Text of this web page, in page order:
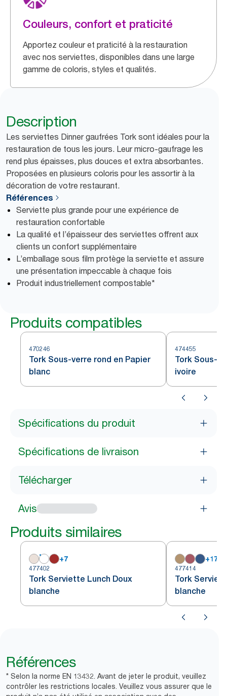
Couleurs, confort et praticité
Apportez couleur et praticité à la restauration
avec nos serviettes, disponibles dans une large
gamme de coloris, styles et qualités.
Description
Les serviettes Dinner gaufrées Tork sont idéales pour la
restauration de tous les jours. Leur micro-gaufrage les
rend plus épaisses, plus douces et extra absorbantes.
Proposées en plusieurs coloris pour les assortir à la
décoration de votre restaurant.
Références
Serviette plus grande pour une expérience de
restauration confortable
La qualité et l’épaisseur des serviettes offrent aux
clients un confort supplémentaire
L’emballage sous film protège la serviette et assure
une présentation impeccable à chaque fois
Produit industriellement compostable*
Produits compatibles
470246
Tork Sous-verre rond en Papier
blanc
474455
Tork Sous-
ivoire
Spécifications du produit
Spécifications de livraison
Télécharger
Avis
Produits similaires
+7
477402
Tork Serviette Lunch Doux
blanche
+17
477414
Tork
blanche
Références
* Selon la norme EN 13432. Avant de jeter le produit, veuillez
contrôler les restrictions locales. Veuillez vous assurer que le